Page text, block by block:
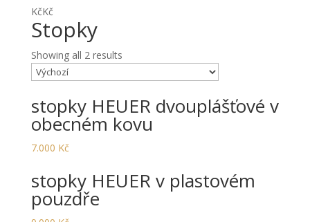
KčKč
Stopky
Showing all 2 results
stopky HEUER dvouplášťové v
obecném kovu
7.000 Kč
stopky HEUER v plastovém
pouzdře